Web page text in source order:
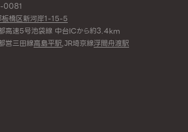
0081
板橋区新河岸1-15-5
高速5号池袋線 中台ICから約3.4km
営三田線高島平駅,JR埼京線浮間舟渡駅